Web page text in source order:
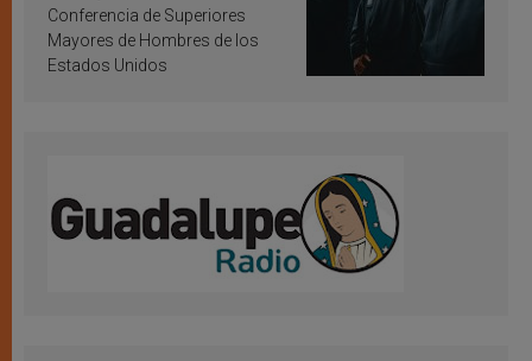
Conferencia de Superiores
Mayores de Hombres de los
Estados Unidos